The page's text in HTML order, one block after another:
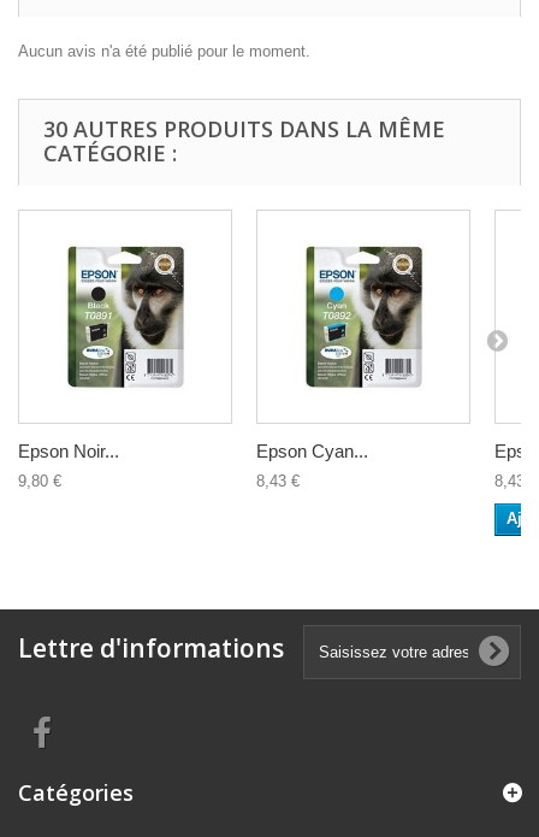
Aucun avis n'a été publié pour le moment.
30 AUTRES PRODUITS DANS LA MÊME
CATÉGORIE :
Epson Noir...
9,80 €
Epson Cyan...
8,43 € 8,43 €
Lettre d'informations
Catégories